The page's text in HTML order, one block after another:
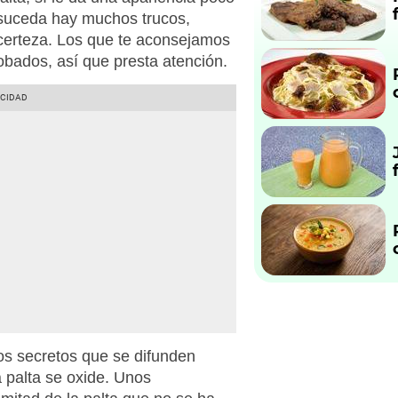
hay muchos trucos,
Los que te aconsejamos
así que presta atención.
secretos que se difunden
se oxide. Unos